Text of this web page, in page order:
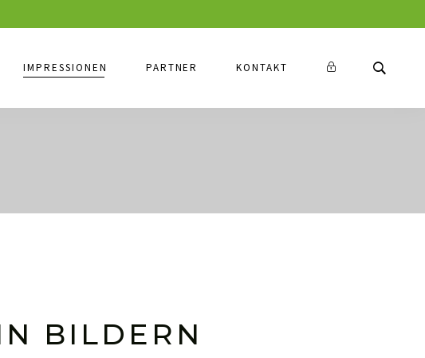
IMPRESSIONEN PARTNER KONTAKT
BILDERN